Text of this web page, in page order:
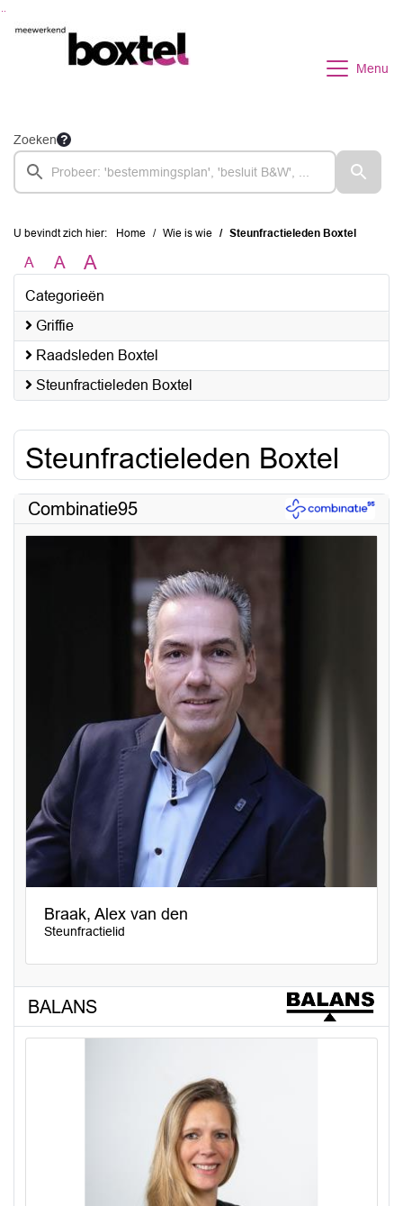
Menu
Zoeken
U bevindt zich hier: Home Wie is wie Steunfractieleden Boxtel
A A A
Categorieën
Griffie
Raadsleden Boxtel
Steunfractieleden Boxtel
Steunfractieleden Boxtel
Combinatie95
Braak, Alex van den
Steunfractielid
BALANS